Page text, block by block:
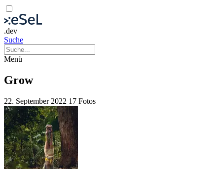
.dev
Suche
Menü
Grow
22. September 2022 17 Fotos